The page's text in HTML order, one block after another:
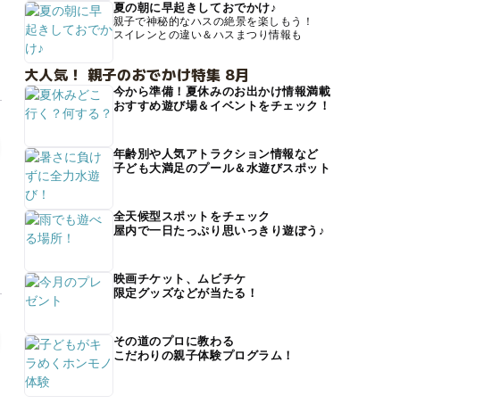
夏の朝に早起きしておでかけ♪
親子で神秘的なハスの絶景を楽しもう！
スイレンとの違い＆ハスまつり情報も
大人気！ 親子のおでかけ特集 8月
今から準備！夏休みのお出かけ情報満載
おすすめ遊び場＆イベントをチェック！
年齢別や人気アトラクション情報など
子ども大満足のプール＆水遊びスポット
全天候型スポットをチェック
屋内で一日たっぷり思いっきり遊ぼう♪
映画チケット、ムビチケ
限定グッズなどが当たる！
その道のプロに教わる
こだわりの親子体験プログラム！